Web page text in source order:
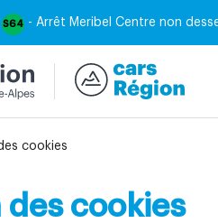
S64 - Arrêt Meribel Centre non
cookies
des cookies